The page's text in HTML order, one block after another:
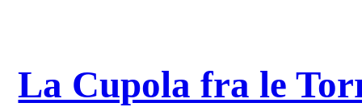
La Cupola fra le